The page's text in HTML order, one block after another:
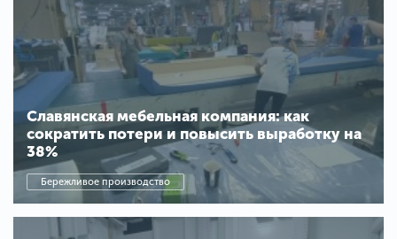
Славянская мебельная компания: как
сократить потери и повысить выработку на
38%
Бережливое производство